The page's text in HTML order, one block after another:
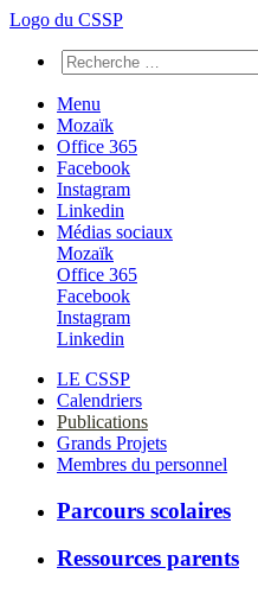
Logo du CSSP
Menu
Mozaïk
Office 365
Facebook
Instagram
Linkedin
Médias sociaux
Mozaïk
Office 365
Facebook
Instagram
Linkedin
LE CSSP
Calendriers
Publications
Grands Projets
Membres du personnel
Parcours scolaires
Ressources parents